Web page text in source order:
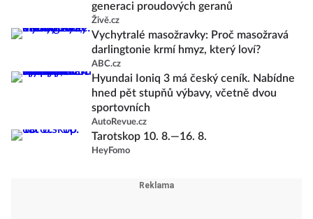
generaci proudových geranů
Živě.cz
Vychytralé masožravky: Proč masožravá
darlingtonie krmí hmyz, který loví?
ABC.cz
Hyundai Ioniq 3 má český ceník. Nabídne
hned pět stupňů výbavy, včetně dvou
sportovních
AutoRevue.cz
Tarotskop 10. 8.—16. 8.
HeyFomo